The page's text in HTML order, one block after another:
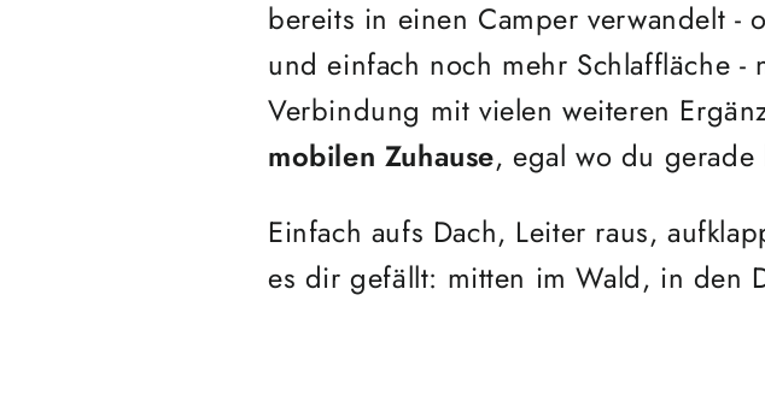
bereits in einen Camper verwandelt -
und einfach noch mehr Schlaffläche
Verbindung mit vielen weiteren
mobilen Zuhause, egal wo du gerade
Einfach aufs Dach, Leiter raus,
es dir gefällt: mitten im Wald, in den